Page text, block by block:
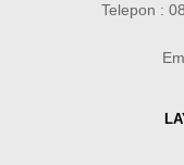
Telepon :